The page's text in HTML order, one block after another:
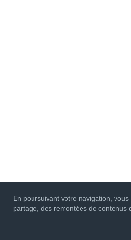
En poursuivant votre navigation,
partage, des remontées de contenus